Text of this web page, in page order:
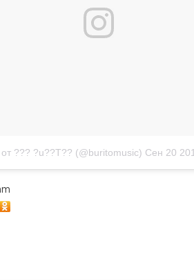
??? ?u??T?? (@buritomusic) Сен 20